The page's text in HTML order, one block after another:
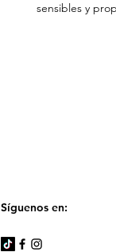
sensibles y
Síguenos en: